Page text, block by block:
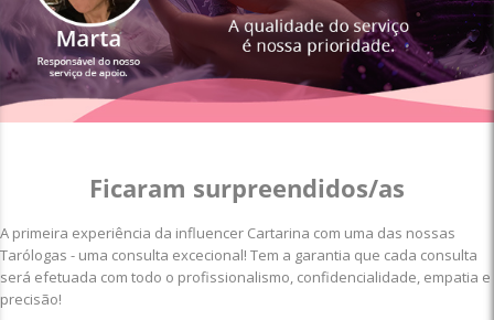
Ficaram surpreendidos/as
A primeira experiência da influencer Cartarina com uma das nossas
Tarólogas - uma consulta excecional! Tem a garantia que cada consulta
será efetuada com todo o profissionalismo, confidencialidade, empatia e
precisão!